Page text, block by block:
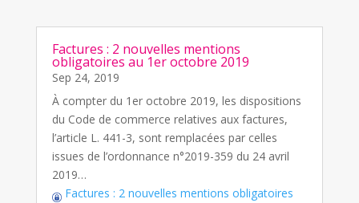
Factures : 2 nouvelles mentions
obligatoires au 1er octobre 2019
Sep 24, 2019
À compter du 1er octobre 2019, les dispositions
du Code de commerce relatives aux factures,
l’article L. 441-3, sont remplacées par celles
issues de l’ordonnance n°2019-359 du 24 avril
2019…
Factures : 2 nouvelles mentions obligatoires